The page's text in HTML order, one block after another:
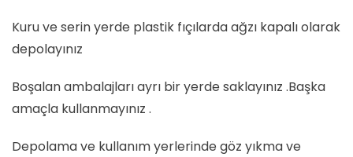
Kuru ve serin yerde plastik fıçılarda ağzı kapalı olarak
depolayınız
Boşalan ambalajları ayrı bir yerde saklayınız .Başka
amaçla kullanmayınız .
Depolama ve kullanım yerlerinde göz yıkma ve